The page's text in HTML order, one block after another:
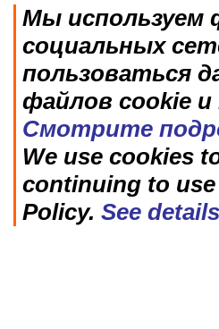
Мы используем
социальных
пользоваться
файлов cookie
Смотрите
We use cookies
continuing to
Policy. See details